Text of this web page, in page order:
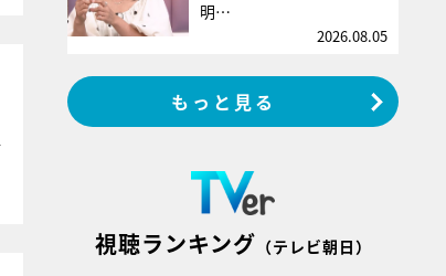
明…
2026.08.05
もっと見る
視聴ランキング （テレビ朝日）